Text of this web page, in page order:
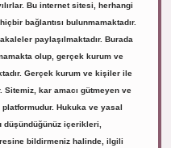
Bu internet sitesi, herhangi
bağlantısı bulunmamaktadır.
paylaşılmaktadır. Burada
olup, gerçek kurum ve
Gerçek kurum ve kişiler ile
kar amacı gütmeyen ve
Hukuka ve yasal
düşündüğünüz içerikleri,
bildirmeniz halinde, ilgili